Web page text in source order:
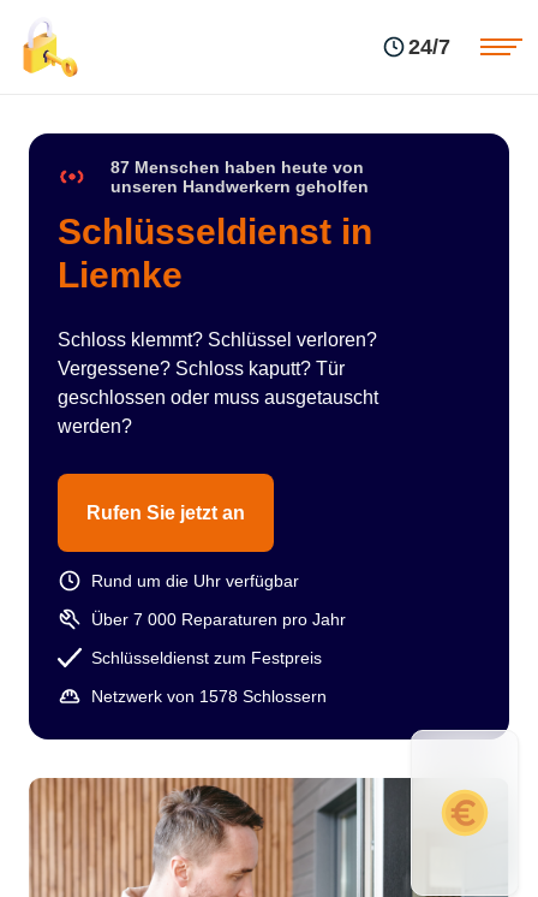
24/7
87 Menschen haben heute von
unseren Handwerkern geholfen
Schlüsseldienst in
Liemke
Schloss klemmt? Schlüssel verloren?
Vergessene? Schloss kaputt? Tür
geschlossen oder muss ausgetauscht
werden?
Rufen Sie jetzt an
Rund um die Uhr verfügbar
Über 7 000 Reparaturen pro Jahr
Schlüsseldienst zum Festpreis
Netzwerk von 1578 Schlossern